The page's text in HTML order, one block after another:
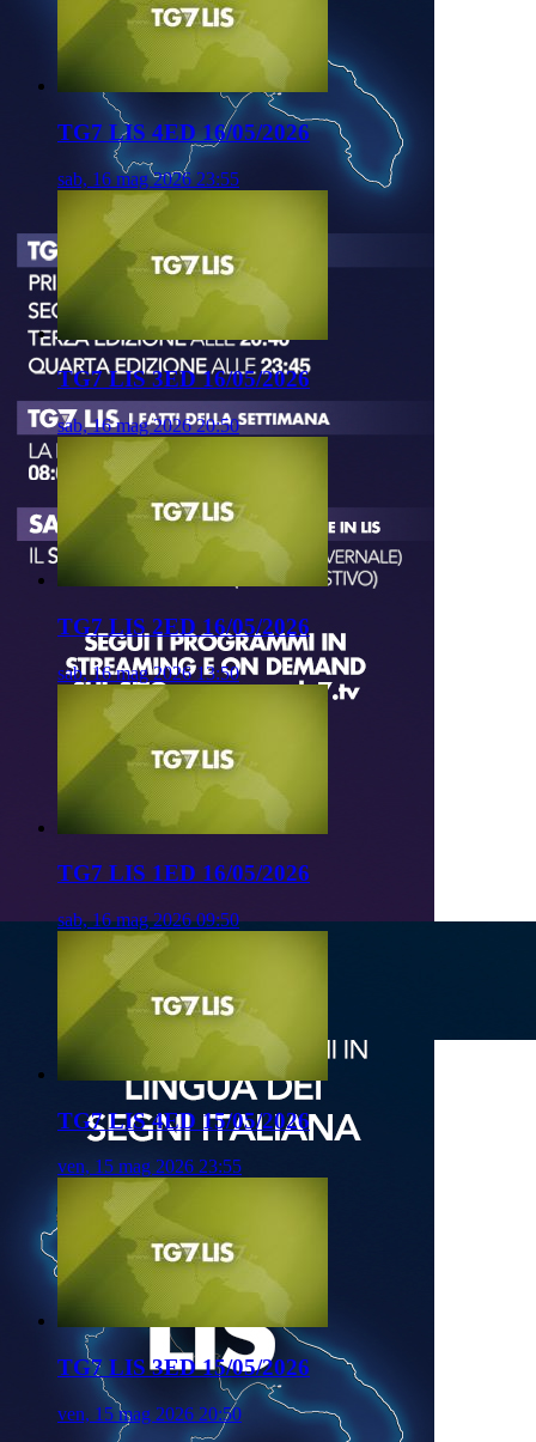
TG7 LIS 4ED 16/05/2026
sab, 16 mag 2026 23:55
TG7 LIS 3ED 16/05/2026
sab, 16 mag 2026 20:50
TG7 LIS 2ED 16/05/2026
sab, 16 mag 2026 13:50
TG7 LIS 1ED 16/05/2026
sab, 16 mag 2026 09:50
TG7 LIS 4ED 15/05/2026
ven, 15 mag 2026 23:55
TG7 LIS 3ED 15/05/2026
ven, 15 mag 2026 20:50